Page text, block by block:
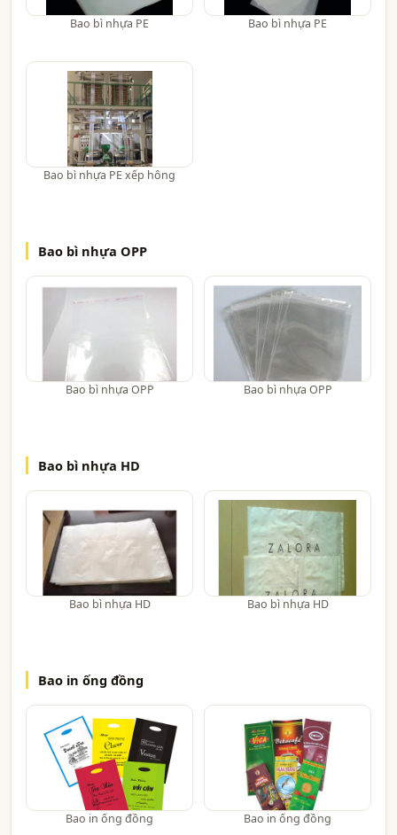
Bao bì nhựa PE Bao bì nhựa PE
Bao bì nhựa PE xếp hông
Bao bì nhựa OPP
Bao bì nhựa OPP Bao bì nhựa OPP
Bao bì nhựa HD
Bao bì nhựa HD Bao bì nhựa HD
Bao in ống đồng
Bao in ống đồng Bao in ống đồng